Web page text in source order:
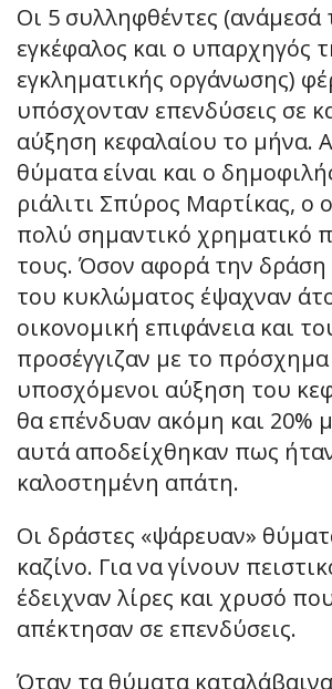
Οι 5 συλληφθέντες (ανάμεσά
εγκέφαλος και ο υπαρχηγός
εγκληματικής οργάνωσης)
υπόσχονταν επενδύσεις σε
αύξηση κεφαλαίου το μήνα.
θύματα είναι και ο
ριάλιτι Σπύρος Μαρτίκας, ο
πολύ σημαντικό χρηματικό
τους. Όσον αφορά την δράση
του κυκλώματος έψαχναν
οικονομική επιφάνεια και
προσέγγιζαν με το
υποσχόμενοι αύξηση του
θα επένδυαν ακόμη και 20%
αυτά αποδείχθηκαν πως
καλοστημένη απάτη.
Οι δράστες «ψάρευαν»
καζίνο. Για να γίνουν
έδειχναν λίρες και χρυσό
απέκτησαν σε επενδύσεις.
Όταν τα θύματα